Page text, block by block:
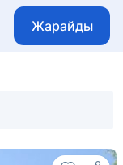
Жарайды